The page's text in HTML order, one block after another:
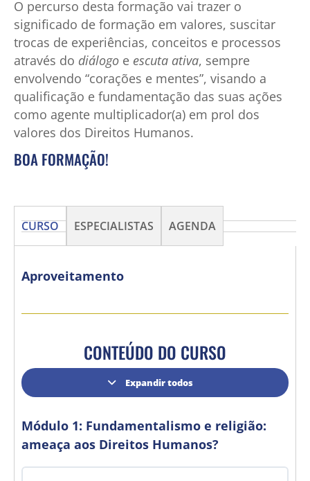
O percurso desta formação vai trazer o
significado de formação em valores, suscitar
trocas de experiências, conceitos e processos
através do diálogo e escuta ativa, sempre
envolvendo “corações e mentes”, visando a
qualificação e fundamentação das suas ações
como agente multiplicador(a) em prol dos
valores dos Direitos Humanos.
BOA FORMAÇÃO!
CURSO ESPECIALISTAS AGENDA
Aproveitamento
CONTEÚDO DO CURSO
Expandir todos
Módulo 1: Fundamentalismo e religião:
ameaça aos Direitos Humanos?